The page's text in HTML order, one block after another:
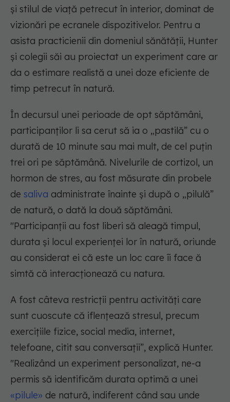
și stilul de viață petrecut în interior, dominat de
vizionări pe ecranele dispozitivelor. Pentru a
asista practicienii din domeniul sănătății, Hunter
și colegii săi au proiectat un experiment care ar
da o estimare realistă a unei doze eficiente de
timp petrecut în natură.
În decursul unei perioade de opt săptămâni,
participanților li sa cerut să ia o „pastilă” cu o
durată de 10 minute sau mai mult, de cel puțin
trei ori pe săptămână. Nivelurile de cortizol, un
hormon de stres, au fost măsurate din probele
de saliva administrate înainte și după o „pilulă”
de natură, o dată la două săptămâni.
"Participanții au fost liberi să aleagă timpul,
durata și locul experienței lor în natură, oriunde
au considerat ei că este un loc care îi face ă
simtă că interacționează cu natura.
A fost câteva restricții pentru activități care
sunt cuoscute că iflențează stresul, precum
exercițiile fizice, social media, internet,
telefoane, citit sau conversații”, explică Hunter.
"Realizând un experiment personalizat, ne-a
permis să identificăm durata optimă a unei
«pilule» de natură, indiferent când sau unde